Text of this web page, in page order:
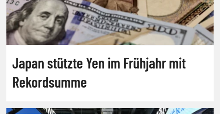
Japan stützte Yen im Frühjahr mit
Rekordsumme